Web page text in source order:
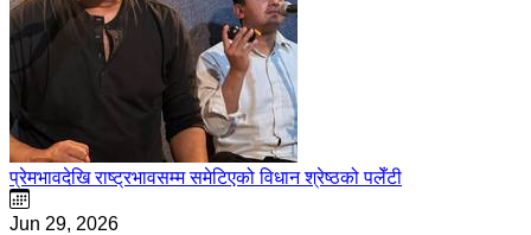
प्रेमभावदेखि राष्ट्रभावसम्म समेटिएको विधान श्रेष्ठको पलेँटी
Jun 29, 2026